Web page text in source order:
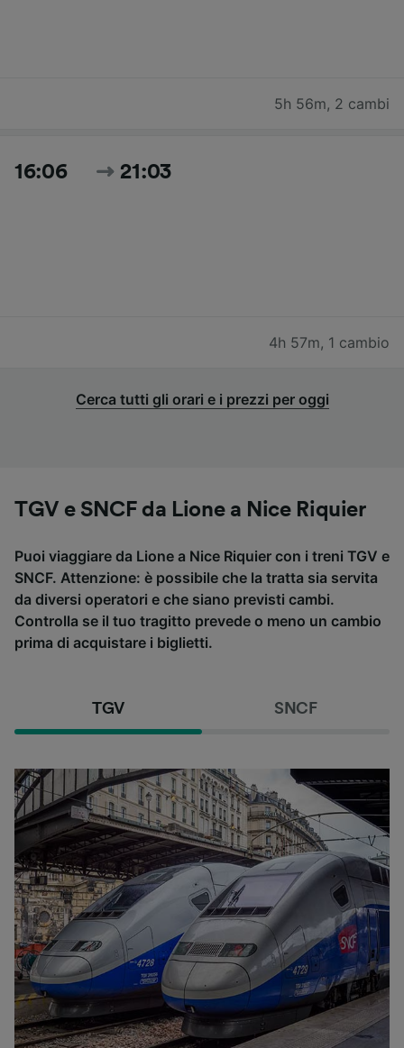
5h 56m, 2 cambi
16:06 21:03
4h 57m, 1 cambio
Cerca tutti gli orari e i prezzi per oggi
TGV e SNCF da Lione a Nice Riquier
Puoi viaggiare da Lione a Nice Riquier con i treni TGV e
SNCF. Attenzione: è possibile che la tratta sia servita
da diversi operatori e che siano previsti cambi.
Controlla se il tuo tragitto prevede o meno un cambio
prima di acquistare i biglietti.
TGV SNCF